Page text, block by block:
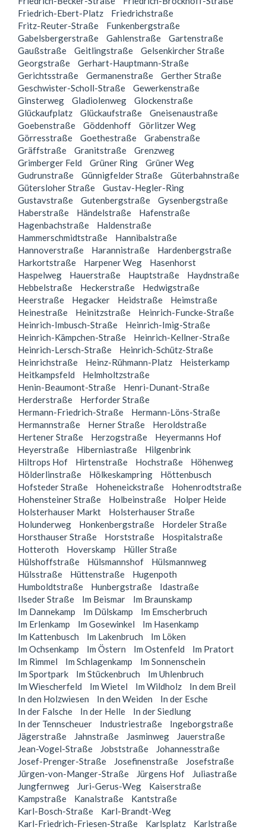
Friedrich-Ebert-Platz
Friedrichstraße
Fritz-Reuter-Straße
Funkenbergstraße
Gabelsbergerstraße
Gahlenstraße
Gartenstraße
Gaußstraße
Geitlingstraße
Gelsenkircher Straße
Georgstraße
Gerhart-Hauptmann-Straße
Gerichtsstraße
Germanenstraße
Gerther Straße
Geschwister-Scholl-Straße
Gewerkenstraße
Ginsterweg
Gladiolenweg
Glockenstraße
Glückaufplatz
Glückaufstraße
Gneisenaustraße
Goebenstraße
Göddenhoff
Görlitzer Weg
Görresstraße
Goethestraße
Grabenstraße
Gräffstraße
Granitstraße
Grenzweg
Grimberger Feld
Grüner Ring
Grüner Weg
Gudrunstraße
Günnigfelder Straße
Güterbahnstraße
Gütersloher Straße
Gustav-Hegler-Ring
Gustavstraße
Gutenbergstraße
Gysenbergstraße
Haberstraße
Händelstraße
Hafenstraße
Hagenbachstraße
Haldenstraße
Hammerschmidtstraße
Hannibalstraße
Hannoverstraße
Harannistraße
Hardenbergstraße
Harkortstraße
Harpener Weg
Hasenhorst
Haspelweg
Hauerstraße Hauptstraße
Haydnstraße
Hebbelstraße
Heckerstraße
Hedwigstraße
Heerstraße
Hegacker Heidstraße
Heimstraße
Heinestraße
Heinitzstraße
Heinrich-Funcke-Straße
Heinrich-Imbusch-Straße
Heinrich-Imig-Straße
Heinrich-Kämpchen-Straße
Heinrich-Kellner-Straße
Heinrich-Lersch-Straße
Heinrich-Schütz-Straße
Heinrichstraße
Heinz-Rühmann-Platz
Heisterkamp
Heitkampsfeld
Helmholtzstraße
Henin-Beaumont-Straße
Henri-Dunant-Straße
Herderstraße
Herforder Straße
Hermann-Friedrich-Straße
Hermann-Löns-Straße
Hermannstraße
Herner Straße
Heroldstraße
Hertener Straße
Herzogstraße
Heyermanns Hof
Heyerstraße
Hiberniastraße
Hilgenbrink
Hiltrops Hof
Hirtenstraße Hochstraße
Höhenweg
Hölderlinstraße
Hölkeskampring
Höttenbusch
Hofsteder Straße
Hoheneickstraße
Hohenrodtstraße
Hohensteiner Straße
Holbeinstraße
Holper Heide
Holsterhauser Markt
Holsterhauser Straße
Holunderweg
Honkenbergstraße
Hordeler Straße
Horsthauser Straße
Horststraße
Hospitalstraße
Hotteroth
Hoverskamp
Hüller Straße
Hülshoffstraße
Hülsmannshof
Hülsmannweg
Hülsstraße
Hüttenstraße
Hugenpoth
Humboldtstraße
Hunbergstraße
Idastraße
Ilseder Straße
Im Beismar
Im Braunskamp
Im Dannekamp
Im Dülskamp
Im Emscherbruch
Im Erlenkamp
Im Gosewinkel
Im Hasenkamp
Im Kattenbusch
Im Lakenbruch
Im Löken
Im Ochsenkamp
Im Östern Im Ostenfeld
Im Pratort
Im Rimmel
Im Schlagenkamp
Im Sonnenschein
Im Sportpark
Im Stückenbruch
Im Uhlenbruch
Im Wiescherfeld
Im Wietel Im Wildholz
In dem Breil
In den Holzwiesen
In den Weiden
In der Esche
In der Falsche
In der Helle
In der Siedlung
In der Tennscheuer
Industriestraße
Ingeborgstraße
Jägerstraße
Jahnstraße Jasminweg
Jauerstraße
Jean-Vogel-Straße
Jobststraße
Johannesstraße
Josef-Prenger-Straße
Josefinenstraße
Josefstraße
Jürgen-von-Manger-Straße
Jürgens Hof
Juliastraße
Jungfernweg
Juri-Gerus-Weg
Kaiserstraße
Kampstraße
Kanalstraße
Kantstraße
Karl-Bosch-Straße
Karl-Brandt-Weg
Karl-Friedrich-Friesen-Straße
Karlsplatz
Karlstraße